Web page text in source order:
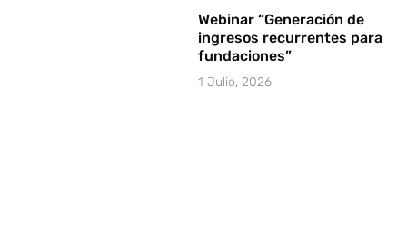
Webinar “Generación de
ingresos recurrentes para
fundaciones”
1 Julio, 2026